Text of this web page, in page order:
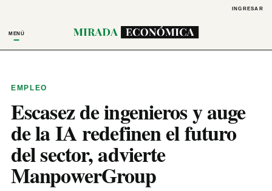
INGRESAR
MENÚ
EMPLEO
Escasez de ingenieros y auge
de la IA redefinen el futuro
del sector, advierte
ManpowerGroup